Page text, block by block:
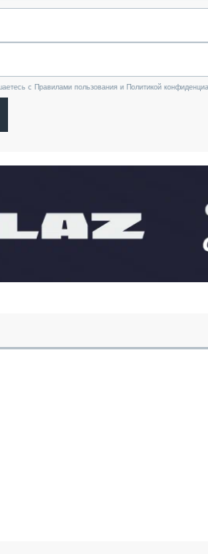
с Правилами пользования и Политикой